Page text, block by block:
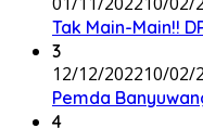
Tak Main-Main!!
3
12/12/202210/02/
Pemda
4